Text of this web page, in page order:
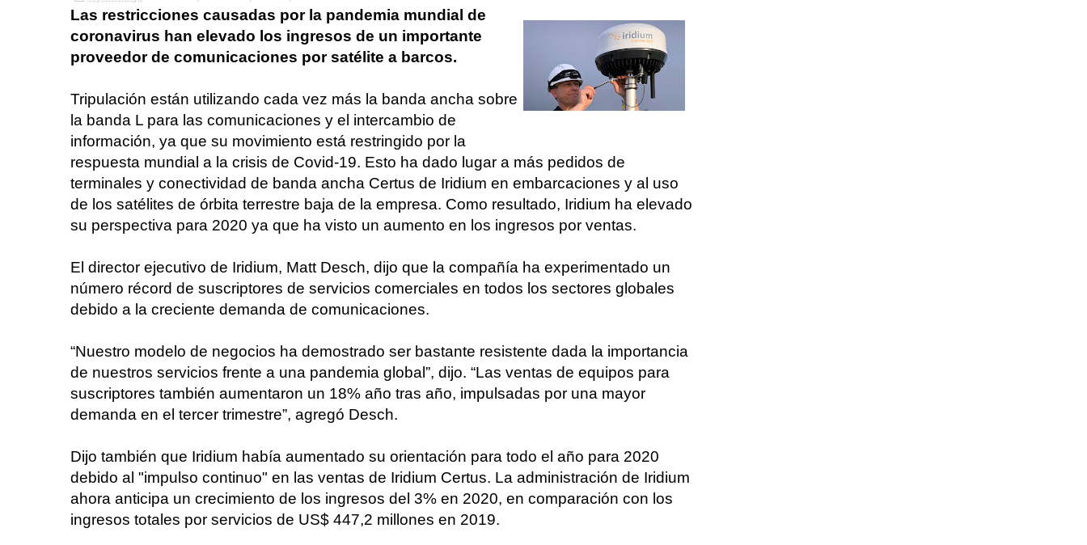
Las restricciones causadas por la pandemia mundial de
coronavirus han elevado los ingresos de un importante
proveedor de comunicaciones por satélite a barcos.
Tripulación están utilizando cada vez más la banda ancha sobre
la banda L para las comunicaciones y el intercambio de
información, ya que su movimiento está restringido por la
respuesta mundial a la crisis de Covid-19. Esto ha dado lugar a más pedidos de
terminales y conectividad de banda ancha Certus de Iridium en embarcaciones y al uso
de los satélites de órbita terrestre baja de la empresa. Como resultado, Iridium ha elevado
su perspectiva para 2020 ya que ha visto un aumento en los ingresos por ventas.
El director ejecutivo de Iridium, Matt Desch, dijo que la compañía ha experimentado un
número récord de suscriptores de servicios comerciales en todos los sectores globales
debido a la creciente demanda de comunicaciones.
“Nuestro modelo de negocios ha demostrado ser bastante resistente dada la importancia
de nuestros servicios frente a una pandemia global”, dijo. “Las ventas de equipos para
suscriptores también aumentaron un 18% año tras año, impulsadas por una mayor
demanda en el tercer trimestre”, agregó Desch.
Dijo también que Iridium había aumentado su orientación para todo el año para 2020
debido al "impulso continuo" en las ventas de Iridium Certus. La administración de Iridium
ahora anticipa un crecimiento de los ingresos del 3% en 2020, en comparación con los
ingresos totales por servicios de US$ 447,2 millones en 2019.